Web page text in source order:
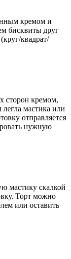
кремом и
бисквиты друг
квадрат/
сторон кремом,
мастика или
отправляется
нужную
мастику скалкой
Торт можно
или оставить